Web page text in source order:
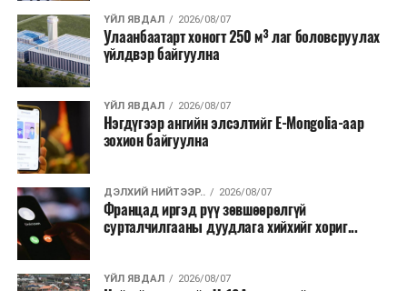
анхааруулсан бөгөөд энэ нь гал унтраах ажиллагаанд
шинэ сорилт учруулж болзошгүйг онцолжээ.
ҮЙЛ ЯВДАЛ 2026/08/07
Улаанбаатарт хоногт 250 м³ лаг боловсруулах
үйлдвэр байгуулна
ҮЙЛ ЯВДАЛ 2026/08/07
Нэгдүгээр ангийн элсэлтийг E-Mongolia-аар
зохион байгуулна
ДЭЛХИЙ НИЙТЭЭР.. 2026/08/07
Францад иргэд рүү зөвшөөрөлгүй
сурталчилгааны дуудлага хийхийг хориг...
ҮЙЛ ЯВДАЛ 2026/08/07